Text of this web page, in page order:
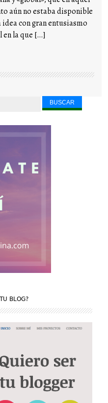
aún no estaba disponible
con gran entusiasmo
en la que […]
BLOG?